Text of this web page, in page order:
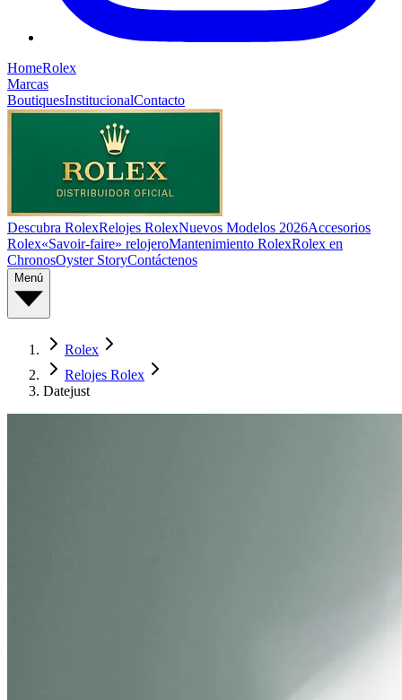
HomeRolex
Marcas
BoutiquesInstitucionalContacto
Descubra RolexRelojes RolexNuevos Modelos 2026Accesorios
Rolex«Savoir-faire» relojeroMantenimiento RolexRolex en
ChronosOyster StoryContáctenos
Menú
Rolex
Relojes Rolex
Datejust